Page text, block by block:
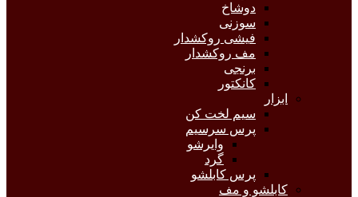
دوشاخ
سوزنی
فیشی روکشدار
مف روکشدار
برنجی
کانکتور
ابزار
سیم لخت کن
پرس سرسیم
وایرشو
گرد
پرس کابلشو
کابلشو و مف